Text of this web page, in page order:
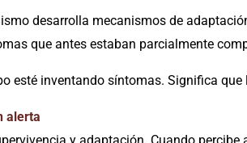
desarrolla mecanismos de
que antes estaban parcialmente
esté inventando síntomas. Significa
alerta
y adaptación. Cuando